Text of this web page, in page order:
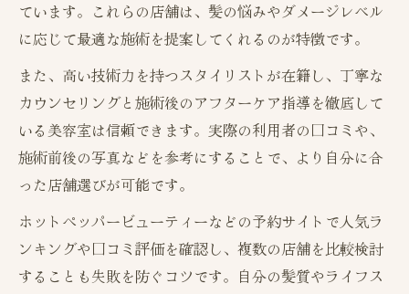
ています。これらの店舗は、髪の悩みやダメージレベル
に応じて最適な施術を提案してくれるのが特徴です。
また、高い技術力を持つスタイリストが在籍し、丁寧な
カウンセリングと施術後のアフターケア指導を徹底して
いる美容室は信頼できます。実際の利用者の口コミや、
施術前後の写真などを参考にすることで、より自分に合
った店舗選びが可能です。
ホットペッパービューティーなどの予約サイトで人気ラ
ンキングや口コミ評価を確認し、複数の店舗を比較検討
することも失敗を防ぐコツです。自分の髪質やライフス